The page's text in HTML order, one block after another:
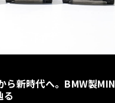
ら新時代へ。BMW製MIN
る